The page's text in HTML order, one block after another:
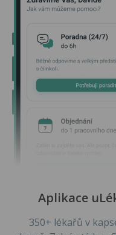
Aplikace
350+ lékařů v